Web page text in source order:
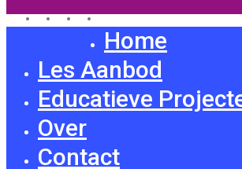
twitterfacebook
youtubeinstagram
Close
Menu
Home
Les Aanbod
Educatieve
Over
Contact